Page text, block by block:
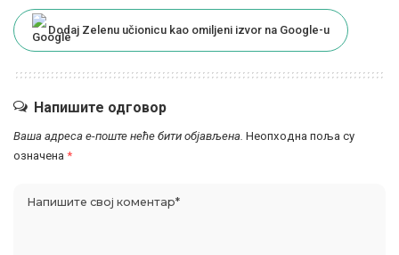
Dodaj Zelenu učionicu kao omiljeni izvor na Google-u
Напишите одговор
Ваша адреса е-поште неће бити објављена. Неопходна поља су
означена *